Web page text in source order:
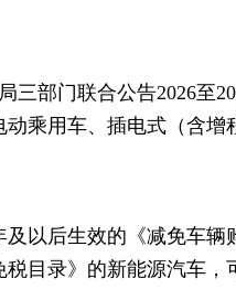
三部门联合公告2026至
乘用车、插电式（含增
及以后生效的《减免车辆
目录》的新能源汽车，